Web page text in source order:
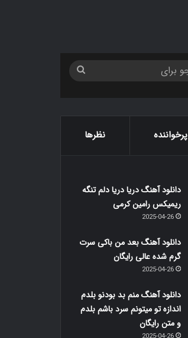
پرخواننده نظرها
دانلود آهنگ دریا دریا دلم تنگه
ریمیکس رامین کرمی
2025-04-26
دانلود آهنگ بعد من باکی سرت
گرم شده عالی رایگان
2025-04-26
دانلود آهنگ منم بد بودنو بلدم
اندازه تو میتونم سرد باشم بلدم
و متن رایگان